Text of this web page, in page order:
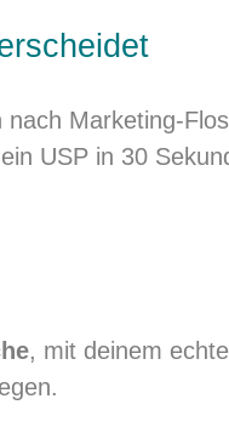
Marketing-
USP in 30
, mit deinem